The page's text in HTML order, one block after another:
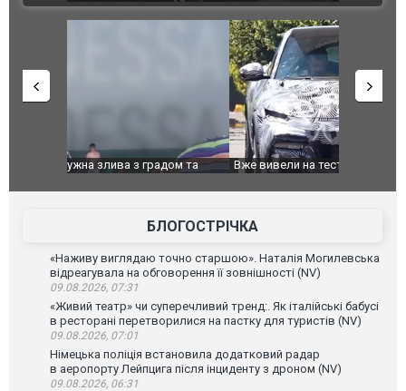
Вже вивели на тести: Ferrari готує оновлення
Вийшов
фільму
БЛОГОСТРІЧКА
«Наживу виглядаю точно старшою». Наталія Могилевська
відреагувала на обговорення її зовнішності (NV)
09.08.2026, 07:31
«Живий театр» чи суперечливий тренд:. Як італійські бабусі
в ресторані перетворилися на пастку для туристів (NV)
09.08.2026, 07:01
Німецька поліція встановила додатковий радар
в аеропорту Лейпцига після інциденту з дроном (NV)
09.08.2026, 06:31